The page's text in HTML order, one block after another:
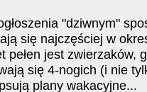
"dziwnym"
się najczęściej w
pełen jest zwierzaków,
się 4-nogich (i nie
plany wakacyjne...